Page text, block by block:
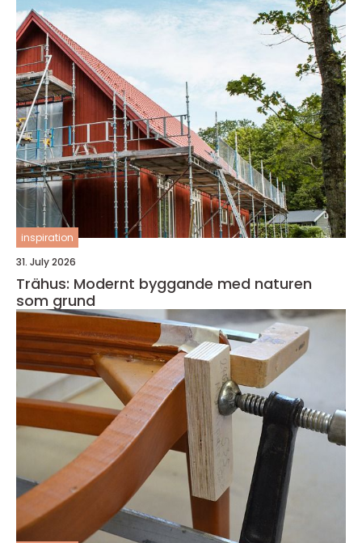
inspiration
31. July 2026
Trähus: Modernt byggande med naturen
som grund